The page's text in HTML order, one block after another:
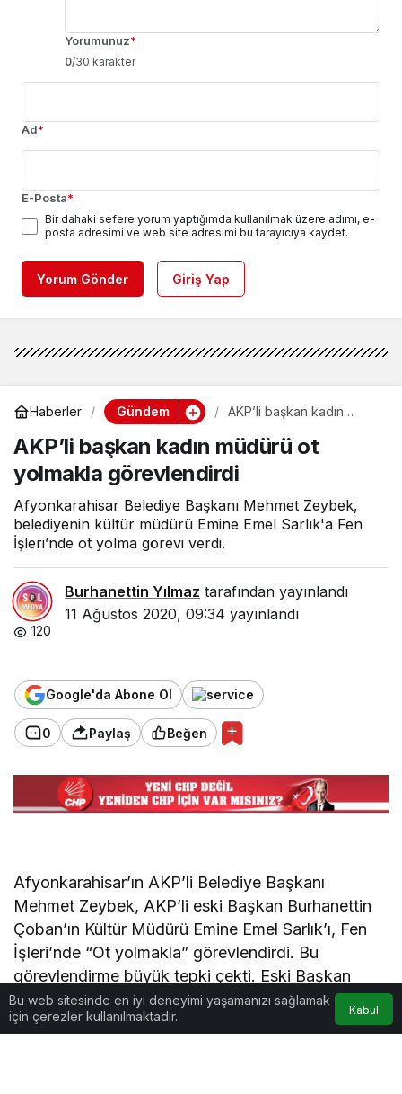
Yorumunuz*
0/30 karakter
Ad*
E-Posta*
Bir dahaki sefere yorum yaptığımda kullanılmak üzere adımı, e-
posta adresimi ve web site adresimi bu tarayıcıya kaydet.
Yorum Gönder Giriş Yap
Haberler Gündem
AKP’li başkan kadın
görevlendirdi
AKP’li başkan kadın müdürü ot
yolmakla görevlendirdi
Afyonkarahisar Belediye Başkanı Mehmet Zeybek,
belediyenin kültür müdürü Emine Emel Sarlık'a Fen
İşleri’nde ot yolma görevi verdi.
Burhanettin Yılmaz tarafından yayınlandı
11 Ağustos 2020, 09:34 yayınlandı
120
Google'da Abone Ol
0 Paylaş Beğen
Afyonkarahisar’ın AKP’li Belediye Başkanı
Mehmet Zeybek, AKP’li eski Başkan Burhanettin
Çoban’ın Kültür Müdürü Emine Emel Sarlık’ı, Fen
İşleri’nde “Ot yolmakla” görevlendirdi. Bu
görevlendirme büyük tepki çekti. Eski Başkan
döneminden kalan birçok çalışanın da emekliye
zorlandığı belirtildi.
Bu web sitesinde en iyi deneyimi yaşamanızı sağlamak
için çerezler kullanılmaktadır.
Kabul